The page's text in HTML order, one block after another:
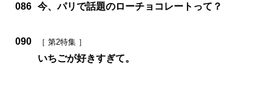
086 今、パリで話題のローチョコレートって？
090 ［ 第2特集 ］
いちごが好きすぎて。